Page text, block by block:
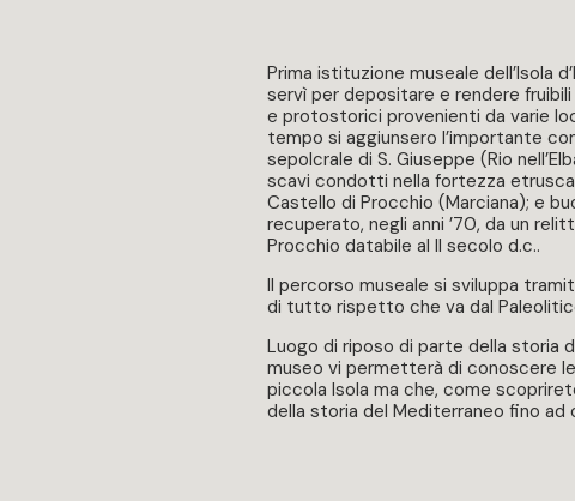
Prima istituzione museale dell’Isola
servì per depositare e rendere
e protostorici provenienti da varie
tempo si aggiunsero l’importante
sepolcrale di S. Giuseppe (Rio
scavi condotti nella fortezza etrusca
Castello di Procchio (Marciana); e
recuperato, negli anni ’70, da un
Procchio databile al II secolo d.c..
Il percorso museale si sviluppa
di tutto rispetto che va dal
Luogo di riposo di parte della storia
museo vi permetterà di conoscere
piccola Isola ma che, come
della storia del Mediterraneo fino ad